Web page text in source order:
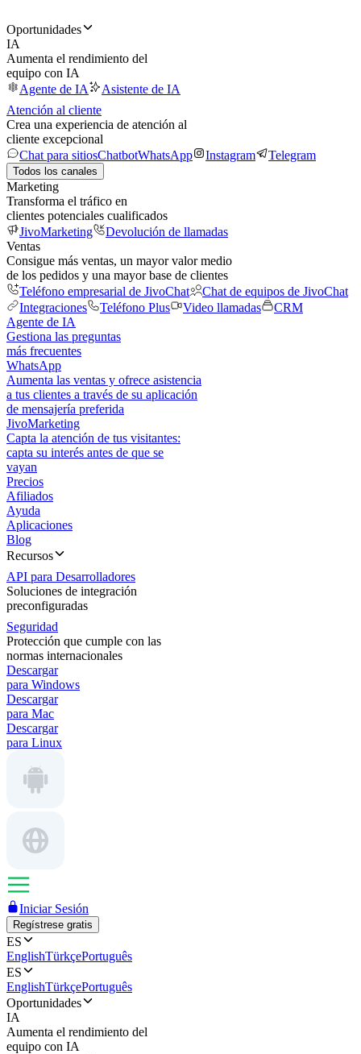
Oportunidades
IA
Aumenta el rendimiento del
equipo con IA
Agente de IA
Asistente de IA
Atención al cliente
Crea una experiencia de atención al
cliente excepcional
Chat para sitiosChatbotWhatsApp Instagram Telegram
Todos los canales
Marketing
Transforma el tráfico en
clientes potenciales cualificados
JivoMarketing
Devolución de llamadas
Ventas
Consigue más ventas, un mayor valor medio
de los pedidos y una mayor base de clientes
Teléfono empresarial de JivoChat
Chat de equipos de JivoChat
Integraciones
Teléfono Plus Video llamadas
CRM
Agente de IA
Gestiona las preguntas
más frecuentes
WhatsApp
Aumenta las ventas y ofrece asistencia
a tus clientes a través de su aplicación
de mensajería preferida
JivoMarketing
Capta la atención de tus visitantes:
capta su interés antes de que se
vayan
Precios
Afiliados
Ayuda
Aplicaciones
Blog
Recursos
API para Desarrolladores
Soluciones de integración
preconfiguradas
Seguridad
Protección que cumple con las
normas internacionales
Descargar
para Windows
Descargar
para Mac
Descargar
para Linux
Iniciar Sesión
Regístrese gratis
ES
EnglishTürkçePortuguês
ES
EnglishTürkçePortuguês
Oportunidades
IA
Aumenta el rendimiento del
equipo con IA